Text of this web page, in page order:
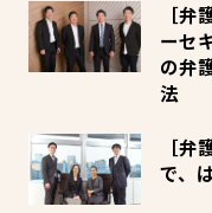
［
ーセ
の弁
法
［
で、